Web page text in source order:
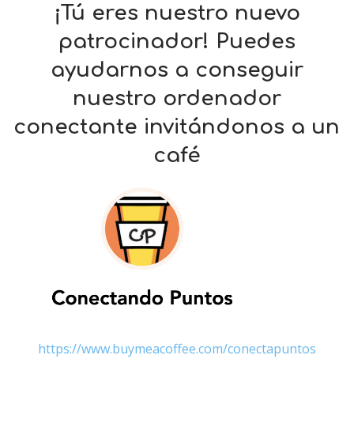
¡Tú eres nuestro nuevo
patrocinador! Puedes
ayudarnos a conseguir
nuestro ordenador
conectante invitándonos a un
café
https://www.buymeacoffee.com/conectapuntos